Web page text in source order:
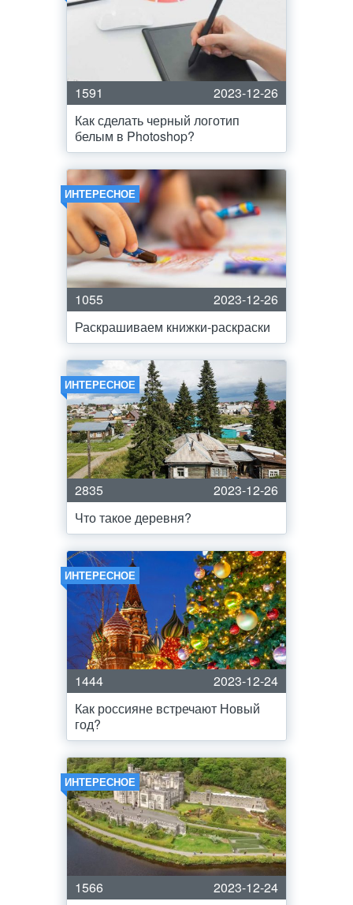
1591
2023-12-26
Как сделать черный логотип
белым в Photoshop?
ИНТЕРЕСНОЕ
1055
2023-12-26
Раскрашиваем книжки-раскраски
ИНТЕРЕСНОЕ
2835
2023-12-26
Что такое деревня?
ИНТЕРЕСНОЕ
1444
2023-12-24
Как россияне встречают Новый
год?
ИНТЕРЕСНОЕ
1566
2023-12-24